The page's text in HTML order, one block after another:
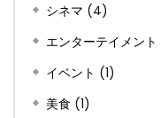
シネマ (4)
エンターテイメント
イベント (1)
美食 (1)